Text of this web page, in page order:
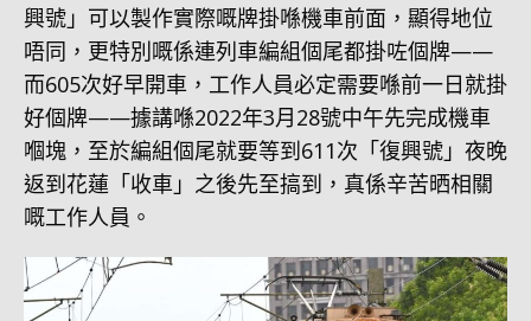
興號」可以製作實際嘅牌掛喺機車前面，顯得地位
唔同，更特別嘅係連列車編組個尾都掛咗個牌——
而605次好早開車，工作人員必定需要喺前一日就掛
好個牌——據講喺2022年3月28號中午先完成機車
嗰塊，至於編組個尾就要等到611次「復興號」夜晚
返到花蓮「收車」之後先至搞到，真係辛苦晒相關
嘅工作人員。